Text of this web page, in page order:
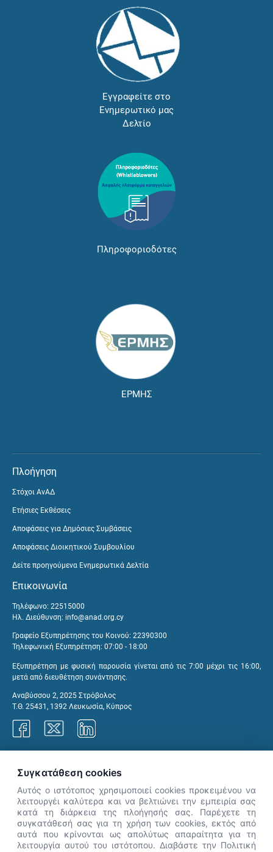
Εγγραφείτε στο
Ενημερωτικό μας
Δελτίο
Πληροφοριοδότες
ΕΡΜΗΣ
Πλοήγηση
Στόχοι ΑνΑΔ
Ετήσιες Εκθέσεις
Αποφάσεις για Δημόσιες Συμβάσεις
Αποφάσεις Διοικητικού Συμβουλίου
Δείτε προηγούμενα Ενημερωτικά Δελτία
Επικοινωνία
Τηλέφωνο: 22515000
Ηλ. Διεύθυνση: info@anad.org.cy
Γραφείο Εξυπηρέτησης του Κοινού: 22390300
Τηλεφωνική Εξυπηρέτηση: 07:00 - 18:00
Εξυπηρέτηση με φυσική παρουσία γίνεται από τις 7:00 μέχρι τις 16:00,
μετά από διευθέτηση συνάντησης.
Αναβύσσου 2, 2025 Στρόβολος
Τ.Θ. 25431, 1392 Λευκωσία, Κύπρος
👋 Καλώς ήρθες! Είμαι η Νόησις.
Πες μου πώς μπορώ να σε βοηθήσω
Συγκατάθεση cookies
Αυτός ο ιστότοπος χρησιμοποιεί cookies προκειμένου να
λειτουργέι καλύτερα και να βελτιώνει την εμπειρία σας
κατά τη διάρκεια της πλοήγησής σας. Παρέχετε τη
συγκατάθεσή σας για τη χρήση των cookies, εκτός από
αυτά που κρίνονται ως απολύτως απαραίτητα για τη
λειτουργία αυτού του ιστότοπου. Διαβάστε την Πολιτική